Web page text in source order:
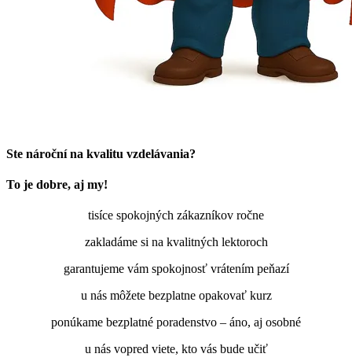
Ste nároční na kvalitu vzdelávania?
To je dobre, aj my!
tisíce spokojných zákazníkov ročne
zakladáme si na kvalitných lektoroch
garantujeme vám spokojnosť vrátením peňazí
u nás môžete bezplatne opakovať kurz
ponúkame bezplatné poradenstvo – áno, aj osobné
u nás vopred viete, kto vás bude učiť